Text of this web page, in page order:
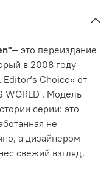
— это переиздание
в 2008 году
Editor‘s Choice» от
WORLD . Модель
серии: это
не
а дизайнером
свежий взгляд.